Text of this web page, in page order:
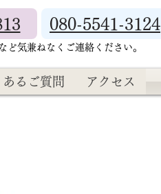
080-5541-3124
ど気兼ねなくご連絡ください。
あるご質問 アクセス